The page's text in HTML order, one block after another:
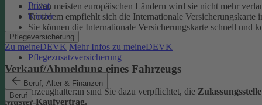
Privat
Kinder
Pflegeversicherung
Pflegezusatzversicherung
Beruf, Alter & Finanzen
Beruf
In den meisten europäischen Ländern wird sie nicht mehr
Trotzdem empfiehlt sich die Internationale
Sie können die Internationale Versicherungskarte schnell und
Zu meineDEVK Mehr Infos zu meineDEVK
Verkauf/Abmeldung eines Fahrzeugs
Als Fahrzeughalter:in sind Sie dazu verpflichtet, die
Muster-Kaufvertrag.